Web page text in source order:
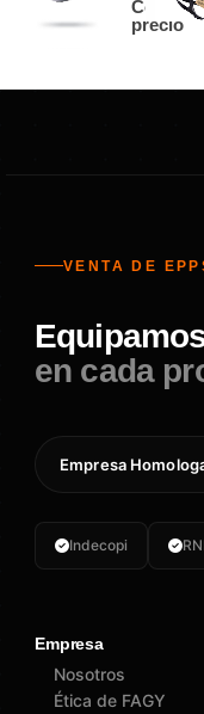
precio
VENTA DE
en cada
Empresa
Indecopi
Empresa
Nosotros
Ética de FAGY